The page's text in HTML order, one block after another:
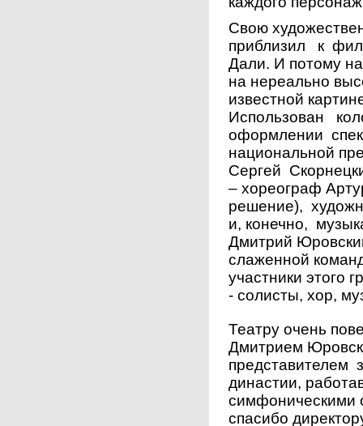
Свою
приблизил к
Дали. И потому
на нереально
известной
Использован
оформлении
национальной
Сергей
– хореограф
решение),
и, конечно,
Дмитрий
слаженной
участники этого
- солисты, хор,
Театру очень
Дмитрием
представителем
династии,
симфоническими
спасибо